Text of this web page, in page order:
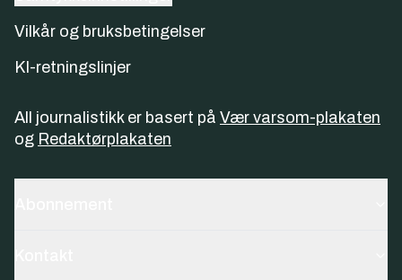
Vilkår og bruksbetingelser
KI-retningslinjer
All journalistikk er basert på Vær varsom-plakaten
og Redaktørplakaten